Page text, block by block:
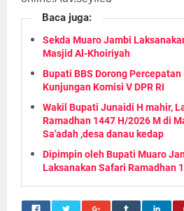
Baca juga:
Sekda Muaro Jambi
Masjid Al-Khoiriyah
Bupati BBS Dorong
Kunjungan Komisi V DPR RI
Wakil Bupati Junaidi H mahir,
Ramadhan 1447 H/2026 M di
Sa'adah ,desa danau kedap
Dipimpin oleh Bupati Muaro
Laksanakan Safari Ramadhan